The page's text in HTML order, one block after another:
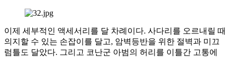
이제 세부적인 액세서리를 달 차례이다. 사다리를 오르내릴 때
의지할 수 있는 손잡이를 달고, 암벽등반을 위한 절벽과 미끄
럼틀도 달았다. 그리고 코난군 아범의 허리를 이틀간 고통에